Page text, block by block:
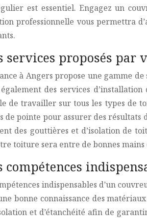
est essentiel. Engagez un
professionnelle vous permettra
services proposés par
à Angers propose une gamme
des services
de travailler sur tous les types de
de pointe pour assurer des
des gouttières et d’isolation de
toiture sera entre de bonnes
compétences
indispensables d’un
bonne connaissance des
et d’étanchéité afin de